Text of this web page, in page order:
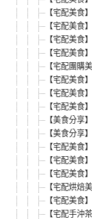
【宅配美食
【宅配美食
【宅配美食
【宅配美食
【宅配團購
【宅配美食
【宅配美食
【宅配美食
【美食分享
【美食分享
【宅配美食
【宅配美食
【宅配美食
【宅配烘焙
【宅配美食
【宅配手沖